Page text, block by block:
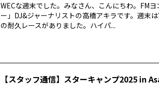
WECな週末でした。みなさん、こんにちわ。FM
ー」DJ&ジャーナリストの高橋アキラです。週末
の耐久レースがありました。ハイパ...
【スタッフ通信】スターキャンプ2025 in